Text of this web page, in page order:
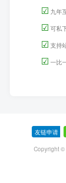
☑ 九年
☑ 可私
☑ 支持
☑ 一比
友链申请
Copyright ©